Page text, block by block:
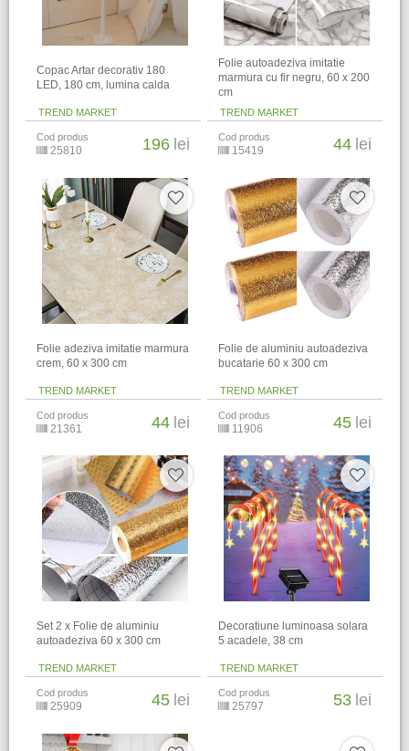
Copac Artar decorativ 180
LED, 180 cm, lumina calda
TREND MARKET
Cod produs
25810 196 lei
Folie autoadeziva imitatie
marmura cu fir negru, 60 x 200
cm
TREND MARKET
Cod produs
15419 44 lei
Folie adeziva imitatie marmura
crem, 60 x 300 cm
TREND MARKET
Cod produs
21361 44 lei
Folie de aluminiu autoadeziva
bucatarie 60 x 300 cm
TREND MARKET
Cod produs
11906 45 lei
Set 2 x Folie de aluminiu
autoadeziva 60 x 300 cm
TREND MARKET
Cod produs
25909 45 lei
Decoratiune luminoasa solara
5 acadele, 38 cm
TREND MARKET
Cod produs
25797 53 lei